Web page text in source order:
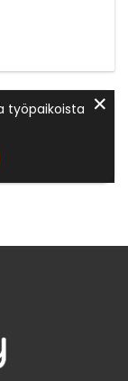
työpaikoista ✕